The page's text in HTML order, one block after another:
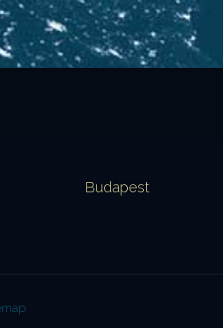
Budapest